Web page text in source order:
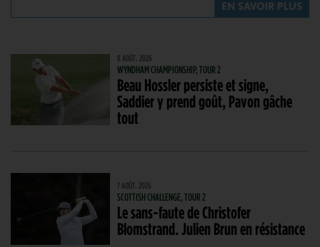
8 AOÛT. 2026
WYNDHAM CHAMPIONSHIP, TOUR 2
Beau Hossler persiste et signe,
Saddier y prend goût, Pavon gâche
tout
7 AOÛT. 2026
SCOTTISH CHALLENGE, TOUR 2
Le sans-faute de Christofer
Blomstrand. Julien Brun en résistance